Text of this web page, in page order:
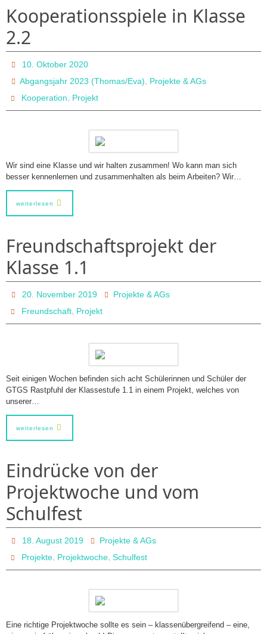
Kooperationsspiele in Klasse
2.2
10. Oktober 2020
Abgangsjahr 2023 (Thomas/Eva), Projekte & AGs
Kooperation, Projekt
Wir sind eine Klasse und wir halten zusammen! Wo kann man sich
besser kennenlernen und zusammenhalten als beim Arbeiten? Wir…
weiterlesen
Freundschaftsprojekt der
Klasse 1.1
20. November 2019
Projekte & AGs
Freundschaft, Projekt
Seit einigen Wochen befinden sich acht Schülerinnen und Schüler der
GTGS Rastpfuhl der Klassestufe 1.1 in einem Projekt, welches von
unserer…
weiterlesen
Eindrücke von der
Projektwoche und vom
Schulfest
18. August 2019
Projekte & AGs
Projekte, Projektwoche,Schulfest
Eine richtige Projektwoche sollte es sein – klassenübergreifend – eine,